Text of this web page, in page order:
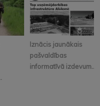
Iznācis jaunākais
pašvaldības
informatīvā izdevum...